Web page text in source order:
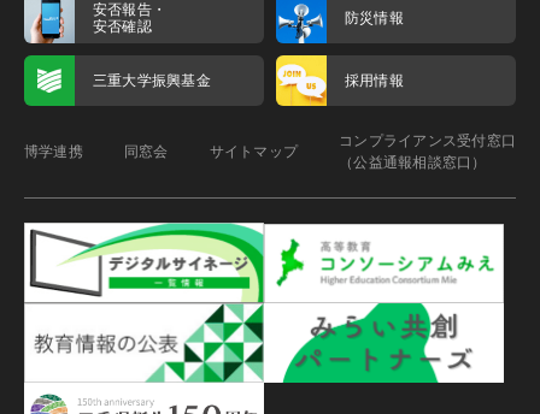
安否報告・
安否確認
防災情報
三重大学振興基金 採用情報
博学連携 同窓会 サイトマップ
コンプライアンス受付窓口
（公益通報相談窓口）